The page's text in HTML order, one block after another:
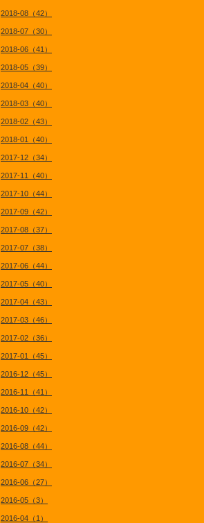
2018-08（42）
2018-07（30）
2018-06（41）
2018-05（39）
2018-04（40）
2018-03（40）
2018-02（43）
2018-01（40）
2017-12（34）
2017-11（40）
2017-10（44）
2017-09（42）
2017-08（37）
2017-07（38）
2017-06（44）
2017-05（40）
2017-04（43）
2017-03（46）
2017-02（36）
2017-01（45）
2016-12（45）
2016-11（41）
2016-10（42）
2016-09（42）
2016-08（44）
2016-07（34）
2016-06（27）
2016-05（3）
2016-04（1）